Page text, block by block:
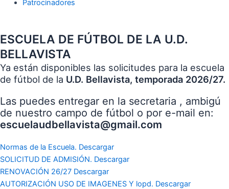
Patrocinadores
ESCUELA DE FÚTBOL DE LA U.D.
BELLAVISTA
Ya están disponibles las solicitudes para la escuela
de fútbol de la U.D. Bellavista, temporada 2026/27.
Las puedes entregar en la secretaria , ambigú
de nuestro campo de fútbol o por e-mail en:
escuelaudbellavista@gmail.com
Normas de la Escuela. Descargar
SOLICITUD DE ADMISIÓN. Descargar
RENOVACIÓN 26/27 Descargar
AUTORIZACIÓN USO DE IMAGENES Y lopd. Descargar